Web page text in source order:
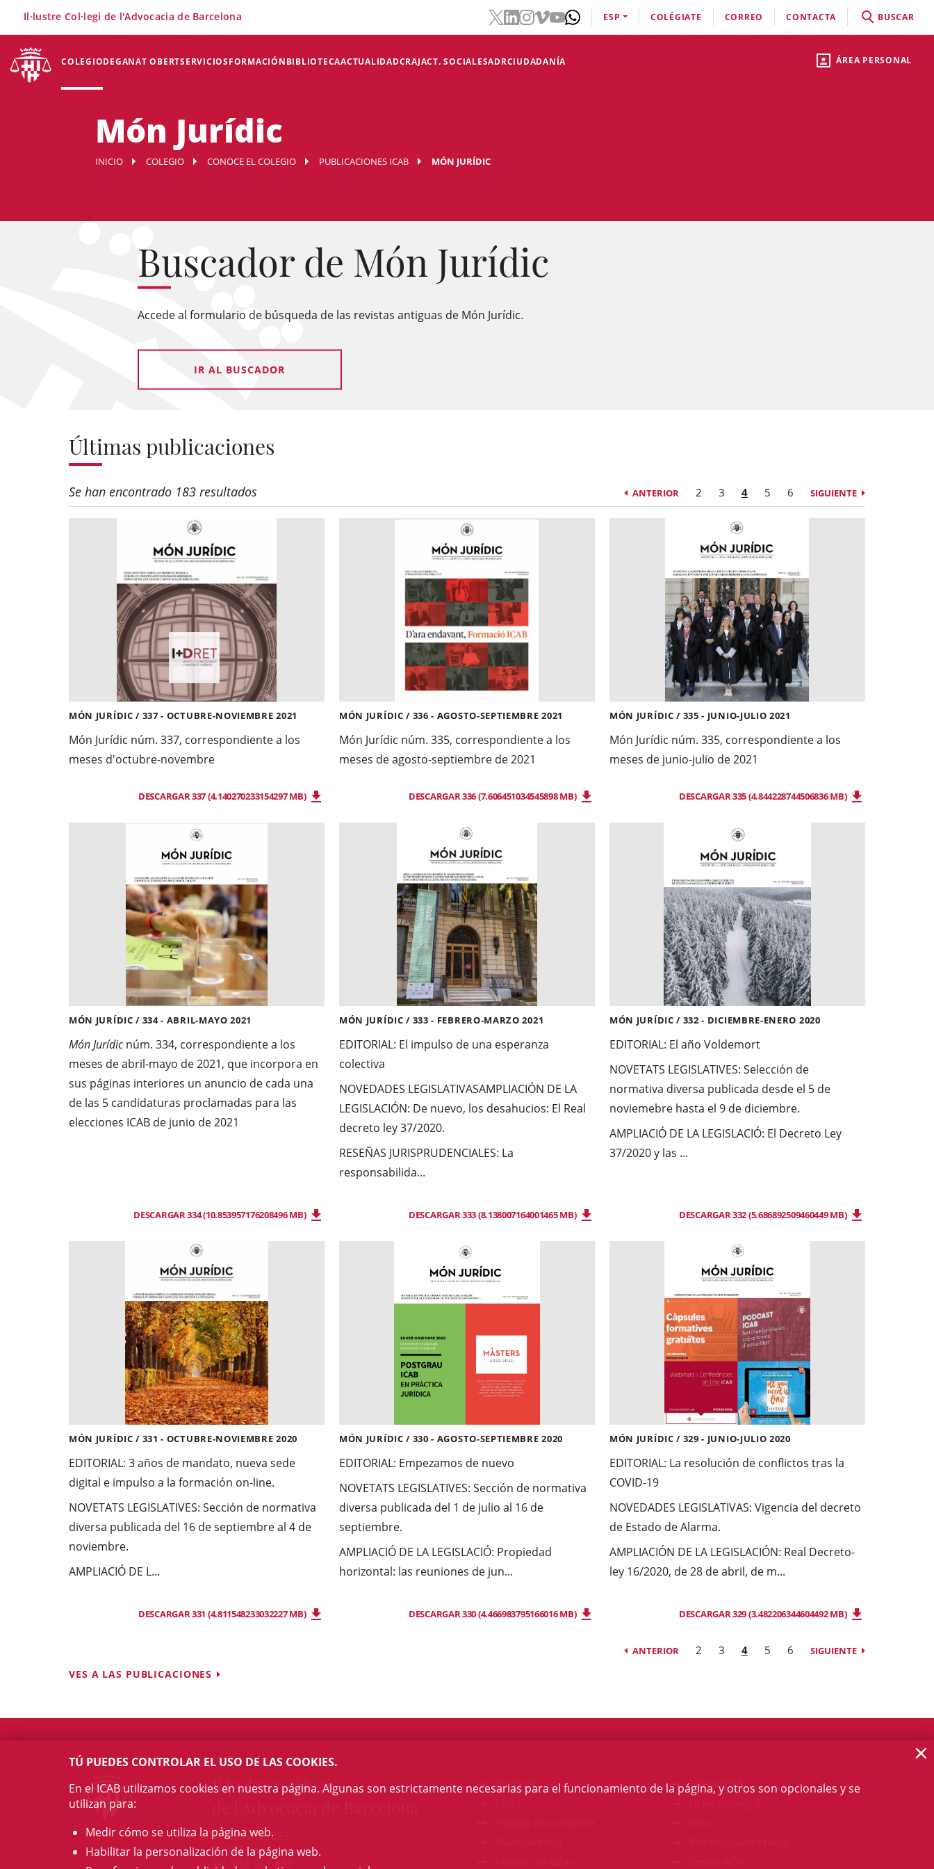
ÁREA PERSONAL
COLEGIODEGANAT OBERTSERVICIOSFORMACIÓNBIBLIOTECAACTUALIDADCRAJACT. SOCIALESADRCIUDADANÍA
Il·lustre Col·legi de l'Advocacia de Barcelona ESP COLÉGIATE CORREO CONTACTA BUSCAR
Món Jurídic
INICIO COLEGIO CONOCE EL COLEGIO PUBLICACIONES ICAB MÓN JURÍDIC
Buscador de Món Jurídic
Accede al formulario de búsqueda de las revistas antiguas de Món Jurídic.
IR AL BUSCADOR
Últimas publicaciones
Se han encontrado 183 resultados ANTERIOR 2 3 4 5 6 SIGUIENTE
MÓN JURÍDIC / 337 - OCTUBRE-NOVIEMBRE 2021
Món Jurídic núm. 337, correspondiente a los
meses d'octubre-novembre
DESCARGAR 337 (4.140270233154297 MB)
MÓN JURÍDIC / 336 - AGOSTO-SEPTIEMBRE 2021
Món Jurídic núm. 335, correspondiente a los
meses de agosto-septiembre de 2021
DESCARGAR 336 (7.606451034545898 MB)
MÓN JURÍDIC / 335 - JUNIO-JULIO 2021
Món Jurídic núm. 335, correspondiente a los
meses de junio-julio de 2021
DESCARGAR 335 (4.844228744506836 MB)
MÓN JURÍDIC / 334 - ABRIL-MAYO 2021
Món Jurídicnúm. 334, correspondiente a los
meses de abril-mayo de 2021, que incorpora en
sus páginas interiores un anuncio de cada una
de las 5 candidaturas proclamadas para las
elecciones ICAB de junio de 2021
DESCARGAR 334 (10.853957176208496 MB)
MÓN JURÍDIC / 333 - FEBRERO-MARZO 2021
EDITORIAL: El impulso de una esperanza
colectiva
NOVEDADES LEGISLATIVASAMPLIACIÓN DE LA
LEGISLACIÓN: De nuevo, los desahucios: El Real
decreto ley 37/2020.
RESEÑAS JURISPRUDENCIALES: La
responsabilida...
DESCARGAR 333 (8.138007164001465 MB)
MÓN JURÍDIC / 332 - DICIEMBRE-ENERO 2020
EDITORIAL: El año Voldemort
NOVETATS LEGISLATIVES: Selección de
normativa diversa publicada desde el 5 de
noviemebre hasta el 9 de diciembre.
AMPLIACIÓ DE LA LEGISLACIÓ: El Decreto Ley
37/2020 y las ...
DESCARGAR 332 (5.686892509460449 MB)
MÓN JURÍDIC / 331 - OCTUBRE-NOVIEMBRE 2020
EDITORIAL: 3 años de mandato, nueva sede
digital e impulso a la formación on-line.
NOVETATS LEGISLATIVES: Sección de normativa
diversa publicada del 16 de septiembre al 4 de
noviembre.
AMPLIACIÓ DE L...
DESCARGAR 331 (4.811548233032227 MB)
MÓN JURÍDIC / 330 - AGOSTO-SEPTIEMBRE 2020
EDITORIAL: Empezamos de nuevo
NOVETATS LEGISLATIVES: Sección de normativa
diversa publicada del 1 de julio al 16 de
septiembre.
AMPLIACIÓ DE LA LEGISLACIÓ: Propiedad
horizontal: las reuniones de jun...
DESCARGAR 330 (4.466983795166016 MB)
MÓN JURÍDIC / 329 - JUNIO-JULIO 2020
EDITORIAL: La resolución de conflictos tras la
COVID-19
NOVEDADES LEGISLATIVAS: Vigencia del decreto
de Estado de Alarma.
AMPLIACIÓN DE LA LEGISLACIÓN: Real Decreto-
ley 16/2020, de 28 de abril, de m...
DESCARGAR 329 (3.482206344604492 MB)
ANTERIOR 2 3 4 5 6 SIGUIENTE
VES A LAS PUBLICACIONES
Il·lustre Col·legi
c/ Mallorca, 283
08037 Barcelona
Tel. 934 961 880
Contacto
Talent ICAB
TÚ PUEDES CONTROLAR EL USO DE LAS COOKIES.
En el ICAB utilizamos cookies en nuestra página. Algunas son estrictamente necesarias para el funcionamiento de la página, y otros son opcionales y se
utilizan para:
Medir cómo se utiliza la página web.
Habilitar la personalización de la página web.
×